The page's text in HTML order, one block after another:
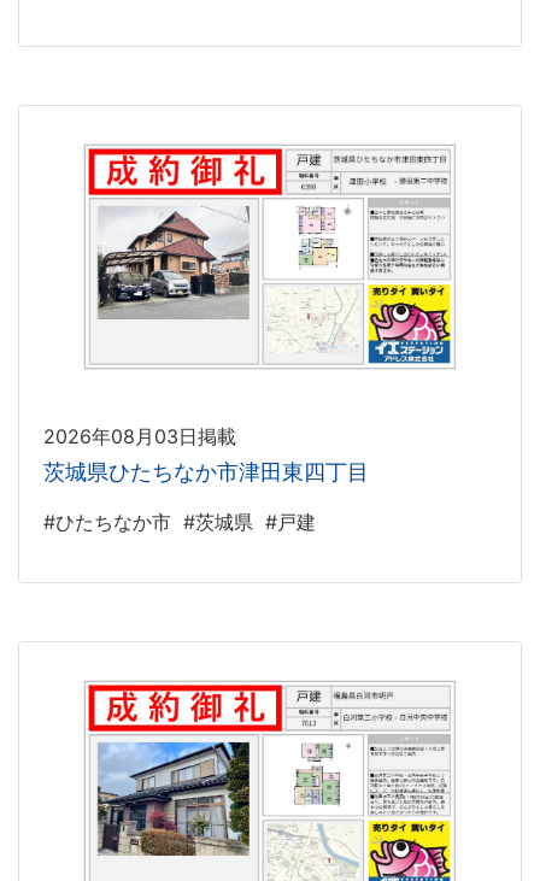
2026年08月03日掲載
茨城県ひたちなか市津田東四丁目
#ひたちなか市 #茨城県 #戸建